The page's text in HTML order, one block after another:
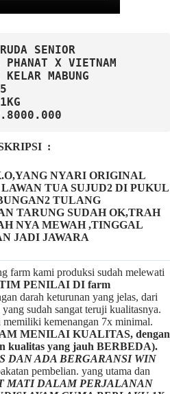
SENIOR
X VIETNAM
MABUNG
:
NYARI ORIGINAL
TUA SUJUD2 DI PUKUL
TULANG
TARUNG SUDAH OK,TRAH
NYA MEWAH ,TINGGAL
JADI JAWARA
farm kami produksi sudah melewati
PENILAI DI farm
darah keturunan yang jelas, dari
sudah sangat teruji kualitasnya.
memiliki kemenangan 7x minimal.
MENILAI KUALITAS, dengan
kualitas yang jauh BERBEDA).
DAN ADA BERGARANSI WIN
pembelian. yang utama dan
MATI DALAM PERJALANAN